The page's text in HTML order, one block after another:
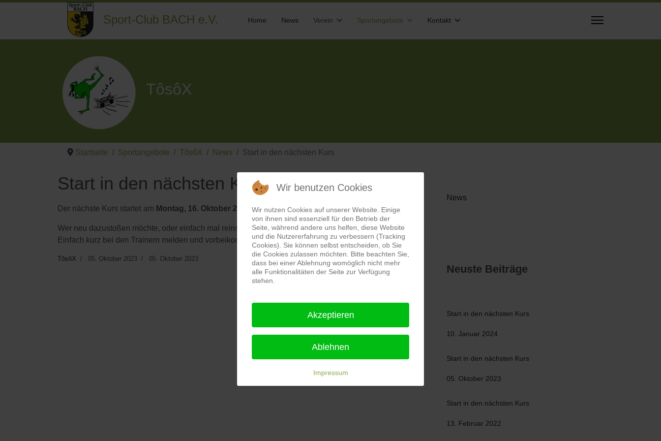
Sport-Club BACH e.V. Home News Verein Sportangebote Kontakt
TôsôX
Startseite Sportangebote TôsôX News Start in den nächsten Kurs
Start in den nächsten Kurs
Der nächste Kurs startet am Montag, 16. Oktober 2023 .
Wer neu dazustoßen möchte, oder einfach mal reinschnuppern möchte, kann dies jederzeit tun.
Einfach kurz bei den Trainern melden und vorbeikommen!
TôsôX 05. Oktober 2023 05. Oktober 2023
News
Neuste Beiträge
Start in den nächsten Kurs
10. Januar 2024
Start in den nächsten Kurs
05. Oktober 2023
Start in den nächsten Kurs
13. Februar 2022
Wir benutzen Cookies
Wir nutzen Cookies auf unserer Website. Einige
von ihnen sind essenziell für den Betrieb der
Seite, während andere uns helfen, diese Website
und die Nutzererfahrung zu verbessern (Tracking
Cookies). Sie können selbst entscheiden, ob Sie
die Cookies zulassen möchten. Bitte beachten Sie,
dass bei einer Ablehnung womöglich nicht mehr
alle Funktionalitäten der Seite zur Verfügung
stehen.
Akzeptieren
Ablehnen
Impressum